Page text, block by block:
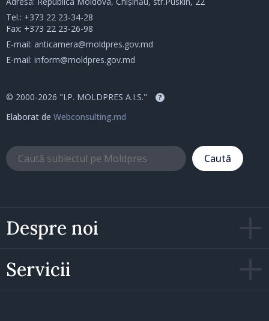
Despre noi
Servicii
Tel.: +373 22 23-34-28
Fax: +373 22 23-26-98
E-mail: anticamera@moldpres.gov.md
E-mail: inform@moldpres.gov.md
© 2000-2026 "I.P. MOLDPRES A.I.S." ?
Elaborat de Webconsulting.md
Caută